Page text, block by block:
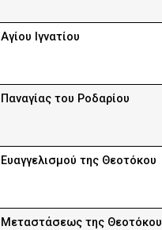
Αγίου Ιγνατίου
Παναγίας του Ροδαρίου
Ευαγγελισμού της Θεοτόκου
Μεταστάσεως της Θεοτόκου